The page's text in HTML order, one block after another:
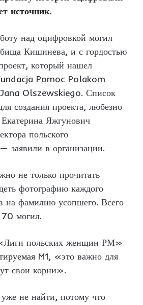
источник.
над оцифровкой могил
Кишинева, и с гордостью
который нашел
Pomoc Polakom
Olszewskiego. Список
создания проекта, любезно
Яжгунович
польского
заявили в организации.
не только прочитать
фотографию каждого
на фамилию усопшего. Всего
могил.
«Лиги польских женщин РМ»
M1, «это важно для
свои корни».
не найти, потому что